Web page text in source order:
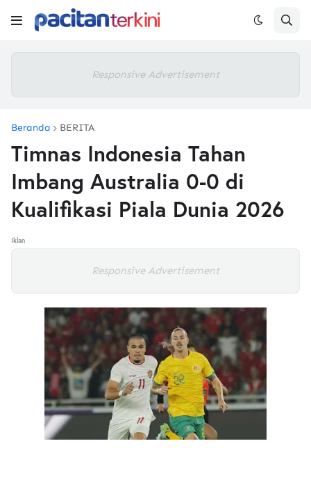
Responsive Advertisement
Beranda BERITA
Timnas Indonesia Tahan
Imbang Australia 0-0 di
Kualifikasi Piala Dunia 2026
Iklan
Responsive Advertisement